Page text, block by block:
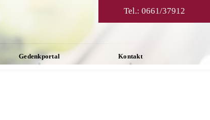
Gedenkportal Kontakt
Tel.: 0661/37912